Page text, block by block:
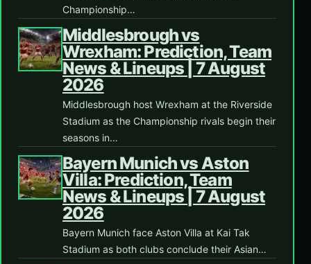
Championship…
Middlesbrough vs
Wrexham: Prediction, Team
News & Lineups | 7 August
2026
Middlesbrough host Wrexham at the Riverside
Stadium as the Championship rivals begin their
seasons in…
Bayern Munich vs Aston
Villa: Prediction, Team
News & Lineups | 7 August
2026
Bayern Munich face Aston Villa at Kai Tak
Stadium as both clubs conclude their Asian…